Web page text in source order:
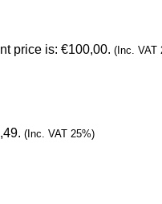
price is: €100,00. (Inc. VAT
(Inc. VAT 25%)